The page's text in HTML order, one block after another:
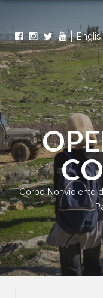
|
Corpo Nonviolento